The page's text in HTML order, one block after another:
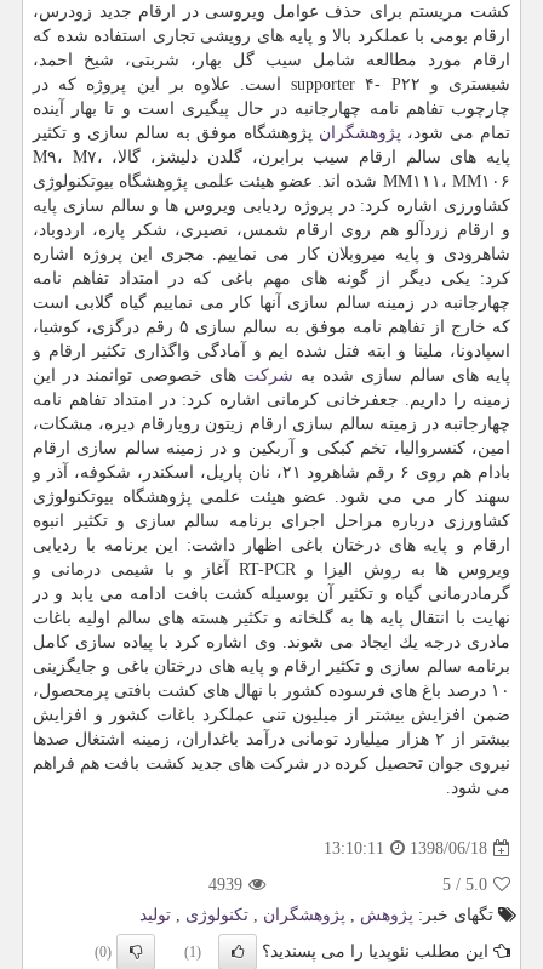
كشت مریستم برای حذف عوامل ویروسی در ارقام جدید زودرس،
ارقام بومی با عملكرد بالا و پایه های رویشی تجاری استفاده شده كه
ارقام مورد مطالعه شامل سیب گل بهار، شربتی، شیخ احمد،
شبستری و supporter ۴- P۲۲ است. علاوه بر این پروژه كه در
چارچوب تفاهم نامه چهارجانبه در حال پیگیری است و تا بهار آینده
تمام می شود، پژوهشگران پژوهشگاه موفق به سالم سازی و تكثیر
پایه های سالم ارقام سیب برابرن، گلدن دلیشز، گالا، M۹، M۷،
MM۱۱۱، MM۱۰۶ شده اند. عضو هیئت علمی پژوهشگاه بیوتكنولوژی
كشاورزی اشاره كرد: در پروژه ردیابی ویروس ها و سالم سازی پایه
و ارقام زردآلو هم روی ارقام شمس، نصیری، شكر پاره، اردوباد،
شاهرودی و پایه میروبلان كار می نماییم. مجری این پروژه اشاره
كرد: یكی دیگر از گونه های مهم باغی كه در امتداد تفاهم نامه
چهارجانبه در زمینه سالم سازی آنها كار می نماییم گیاه گلابی است
كه خارج از تفاهم نامه موفق به سالم سازی ۵ رقم درگزی، كوشیا،
اسپادونا، ملینا و ابته فتل شده ایم و آمادگی واگذاری تكثیر ارقام و
پایه های سالم سازی شده به شركت های خصوصی توانمند در این
زمینه را داریم. جعفرخانی كرمانی اشاره كرد: در امتداد تفاهم نامه
چهارجانبه در زمینه سالم سازی ارقام زیتون رویارقام دیره، مشكات،
امین، كنسروالیا، تخم كبكی و آربكین و در زمینه سالم سازی ارقام
بادام هم روی ۶ رقم شاهرود ۲۱، نان پاریل، اسكندر، شكوفه، آذر و
سهند كار می می شود. عضو هیئت علمی پژوهشگاه بیوتكنولوژی
كشاورزی درباره مراحل اجرای برنامه سالم سازی و تكثیر انبوه
ارقام و پایه های درختان باغی اظهار داشت: این برنامه با ردیابی
ویروس ها به روش الیزا و RT-PCR آغاز و با شیمی درمانی و
گرمادرمانی گیاه و تكثیر آن بوسیله كشت بافت ادامه می یابد و در
نهایت با انتقال پایه ها به گلخانه و تكثیر هسته های سالم اولیه باغات
مادری درجه یك ایجاد می شوند. وی اشاره كرد با پیاده سازی كامل
برنامه سالم سازی و تكثیر ارقام و پایه های درختان باغی و جایگزینی
۱۰ درصد باغ های فرسوده كشور با نهال های كشت بافتی پرمحصول،
ضمن افزایش بیشتر از میلیون تنی عملكرد باغات كشور و افزایش
بیشتر از ۲ هزار میلیارد تومانی درآمد باغداران، زمینه اشتغال صدها
نیروی جوان تحصیل كرده در شركت های جدید كشت بافت هم فراهم
می شود.
1398/06/18
13:10:11
5.0
/
5
4939
تگهای خبر: پژوهش , پژوهشگران , تكنولوژی , تولید
این مطلب نئوپدیا را می پسندید؟
(1)
(0)